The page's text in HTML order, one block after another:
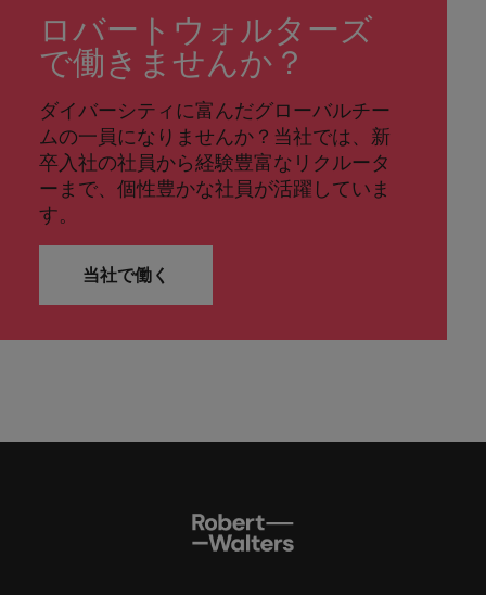
ロバートウォルターズ
で働きませんか？
ダイバーシティに富んだグローバルチー
ムの一員になりませんか？当社では、新
卒入社の社員から経験豊富なリクルータ
ーまで、個性豊かな社員が活躍していま
す。
当社で働く